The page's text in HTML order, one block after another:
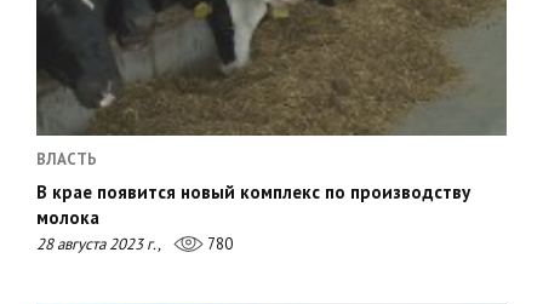
ВЛАСТЬ
В крае появится новый комплекс по производству
молока
28 августа 2023 г., 780